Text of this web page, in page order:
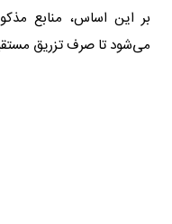
بر این اساس، منابع
می‌شود تا صرف تزریق